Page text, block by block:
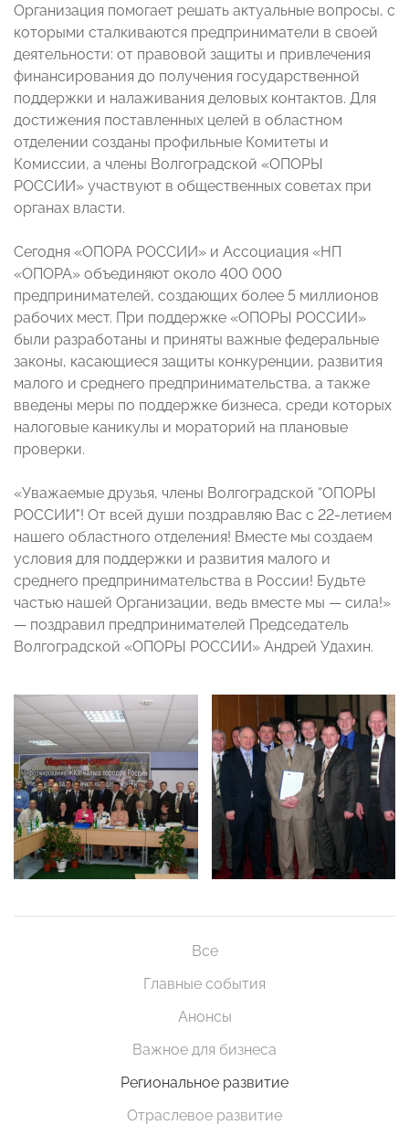
Организация помогает решать актуальные вопросы, с
которыми сталкиваются предприниматели в своей
деятельности: от правовой защиты и привлечения
финансирования до получения государственной
поддержки и налаживания деловых контактов. Для
достижения поставленных целей в областном
отделении созданы профильные Комитеты и
Комиссии, а члены Волгоградской «ОПОРЫ
РОССИИ» участвуют в общественных советах при
органах власти.
Сегодня «ОПОРА РОССИИ» и Ассоциация «НП
«ОПОРА» объединяют около 400 000
предпринимателей, создающих более 5 миллионов
рабочих мест. При поддержке «ОПОРЫ РОССИИ»
были разработаны и приняты важные федеральные
законы, касающиеся защиты конкуренции, развития
малого и среднего предпринимательства, а также
введены меры по поддержке бизнеса, среди которых
налоговые каникулы и мораторий на плановые
проверки.
«Уважаемые друзья, члены Волгоградской “ОПОРЫ
РОССИИ"! От всей души поздравляю Вас с 22-летием
нашего областного отделения! Вместе мы создаем
условия для поддержки и развития малого и
среднего предпринимательства в России! Будьте
частью нашей Организации, ведь вместе мы — сила!»
— поздравил предпринимателей Председатель
Волгоградской «ОПОРЫ РОССИИ» Андрей Удахин.
Все
Главные события
Анонсы
Важное для бизнеса
Региональное развитие
Отраслевое развитие